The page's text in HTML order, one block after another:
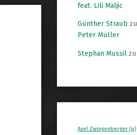
feat. Lili Maljic
Günther Straub zu
Peter Müller
Stephan Mussil zu
Axel Zwingenberger (p)